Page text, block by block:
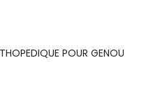
POUR GENOU